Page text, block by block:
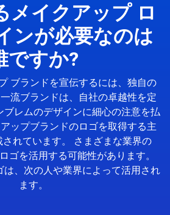
メイクアップ ロ
ンが必要なのは
ですか?
ブランドを宣伝するには、独自の
流ブランドは、自社の卓越性を定
ブレムのデザインに細心の注意を払
ップブランドのロゴを取得する主
れています。 さまざまな業界の
ゴを活用する可能性があります。
は、次の人や業界によって活用され
ます。